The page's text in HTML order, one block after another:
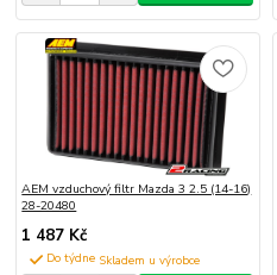
AEM vzduchový filtr Mazda 3 2.5 (14-16)
28-20480
1 487 Kč
Do týdne